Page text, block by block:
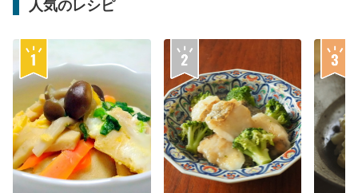
人気のレシピ